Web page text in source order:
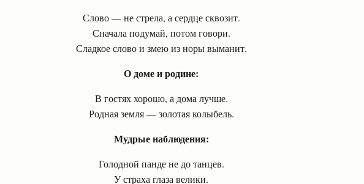
Слово — не стрела, а сердце сквозит.
Сначала подумай, потом говори.
Сладкое слово и змею из норы выманит.
О доме и родине:
В гостях хорошо, а дома лучше.
Родная земля — золотая колыбель.
Мудрые наблюдения:
Голодной панде не до танцев.
У страха глаза велики.